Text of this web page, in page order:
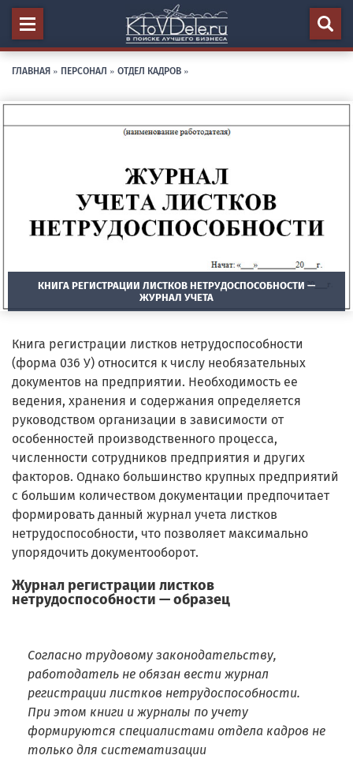
ГЛАВНАЯ » ПЕРСОНАЛ » ОТДЕЛ КАДРОВ »
КНИГА РЕГИСТРАЦИИ ЛИСТКОВ НЕТРУДОСПОСОБНОСТИ —
ЖУРНАЛ УЧЕТА
Книга регистрации листков нетрудоспособности
(форма 036 У) относится к числу необязательных
документов на предприятии. Необходимость ее
ведения, хранения и содержания определяется
руководством организации в зависимости от
особенностей производственного процесса,
численности сотрудников предприятия и других
факторов. Однако большинство крупных предприятий
с большим количеством документации предпочитает
формировать данный журнал учета листков
нетрудоспособности, что позволяет максимально
упорядочить документооборот.
Журнал регистрации листков
нетрудоспособности — образец
Согласно трудовому законодательству,
работодатель не обязан вести журнал
регистрации листков нетрудоспособности.
При этом книги и журналы по учету
формируются специалистами отдела кадров не
только для систематизации